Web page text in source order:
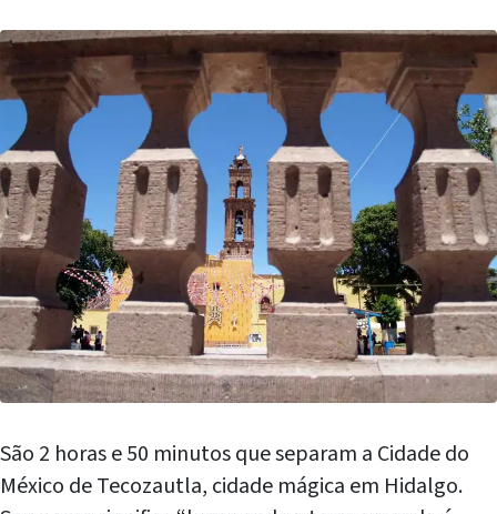
São 2 horas e 50 minutos que separam a Cidade do
México de Tecozautla, cidade mágica em Hidalgo.